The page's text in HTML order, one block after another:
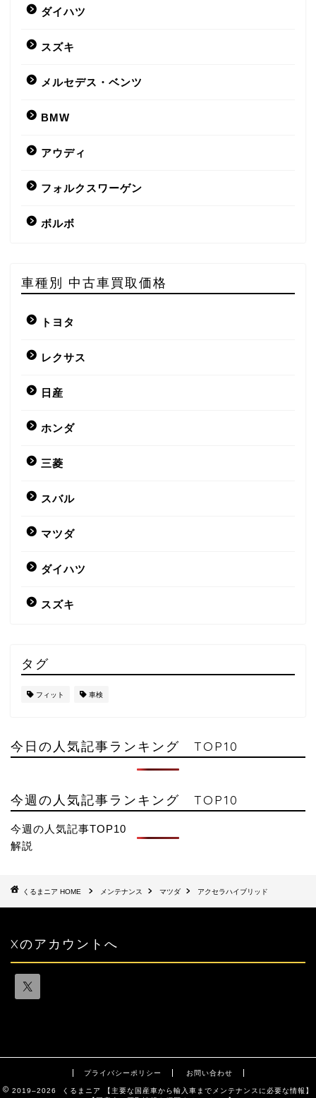
ダイハツ
スズキ
メルセデス・ベンツ
BMW
アウディ
フォルクスワーゲン
ボルボ
車種別 中古車買取価格
トヨタ
レクサス
日産
ホンダ
三菱
スバル
マツダ
ダイハツ
スズキ
タグ
フィット 車検
今日の人気記事ランキング TOP10
今週の人気記事ランキング TOP10
今週の人気記事TOP10
解説
HOME メンテナンス マツダ アクセラハイブリッド
Xのアカウントへ
プライバシーポリシー お問い合わせ
2019–2026 くるまニア 【主要な国産車から輸入車までメンテナンスに必要な情報】